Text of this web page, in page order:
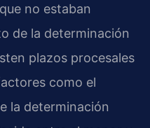
no estaban
de la determinación
plazos procesales
como el
la determinación